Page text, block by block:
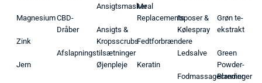
Magnesium
Zink
Jern
CBD-
Dråber
Afslapningstilsætninger
Ansigtsmasker
Ansigts &
Kropsscrubs
Øjenpleje
Meal
Replacements
Fedtforbrændere
Keratin
Isposer &
Kølespray
Ledsalve
Fodmassagecremer
Grøn te-
ekstrakt
Green
Powder-
Blandinger